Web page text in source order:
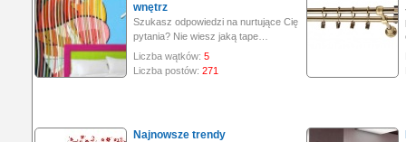
wnętrz
Szukasz odpowiedzi na nurtujące Cię
pytania? Nie wiesz jaką tape…
Liczba wątków: 5
Liczba postów: 271
Najnowsze trendy